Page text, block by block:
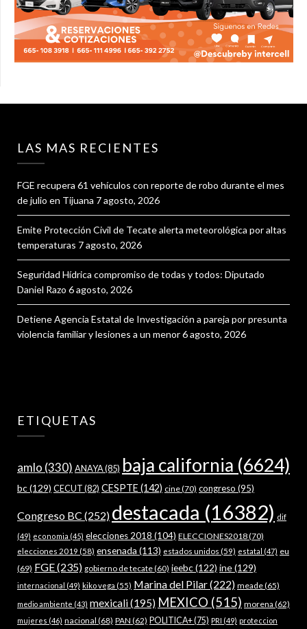
LAS MAS RECIENTES
FGE recupera 61 vehículos con reporte de robo durante el mes
de julio en Tijuana 7 agosto, 2026
Emite Protección Civil de Tecate alerta meteorológica por altas
temperaturas 7 agosto, 2026
Seguridad Hídrica compromiso de todas y todos: Diputado
Daniel Razo 6 agosto, 2026
Detiene Agencia Estatal de Investigación a pareja por presunta
violencia familiar y lesiones a un menor6 agosto, 2026
ETIQUETAS
amlo (330) ANAYA(85) baja california (6624)
bc(129) CECUT(82) CESPTE (142) cine(70) congreso (95)
Congreso BC (252) destacada (16382) dif
(49) economia (45) elecciones 2018 (104) ELECCIONES2018(70)
elecciones 2019 (58) ensenada (113) estados unidos (59) estatal (47) eu
(69) FGE(235) gobierno de tecate(60) ieebc(122) ine(129)
internacional (49) kiko vega (55) Marina del Pilar(222) meade(65)
medio ambiente (43) mexicali(195) MEXICO (515) morena (62)
mujeres (46) nacional (68) PAN (62) POLITICA+(75) PRI (49) proteccion